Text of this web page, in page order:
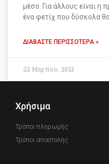
μέσο. Για άλλους είναι η
ένα φετίχ που δύσκολα
ΔΙΑΒΆΣΤΕ ΠΕΡΙΣΣΌΤΕΡΑ »
22 Μαρτίου, 2021
Χρήσιμα
Τρόποι πληρωμής
Τρόποι αποστολής